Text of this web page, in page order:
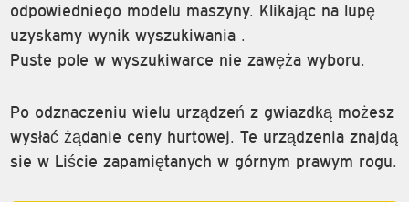
odpowiedniego modelu maszyny. Klikając na lupę
uzyskamy wynik wyszukiwania .
Puste pole w wyszukiwarce nie zawęża wyboru.
Po odznaczeniu wielu urządzeń z gwiazdką możesz
wysłać żądanie ceny hurtowej. Te urządzenia znajdą
sie w Liście zapamiętanych w górnym prawym rogu.